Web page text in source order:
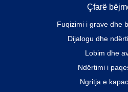
Çfarë
Fuqizimi i grave dhe
Dijalogu dhe
Lobim dhe
Ndërtimi i
Ngritja e